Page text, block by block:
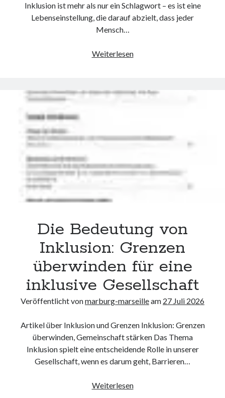
Inklusion ist mehr als nur ein Schlagwort – es ist eine
Lebenseinstellung, die darauf abzielt, dass jeder
Mensch…
WeiterlesenGelebte
Vielfalt
unserer
Die Bedeutung von
Inklusion: Grenzen
überwinden für eine
inklusive Gesellschaft
Veröffentlicht vonmarburg-marseilleam 27 Juli 2026
Artikel über Inklusion und Grenzen Inklusion: Grenzen
überwinden, Gemeinschaft stärken Das Thema
Inklusion spielt eine entscheidende Rolle in unserer
Gesellschaft, wenn es darum geht, Barrieren…
WeiterlesenDie